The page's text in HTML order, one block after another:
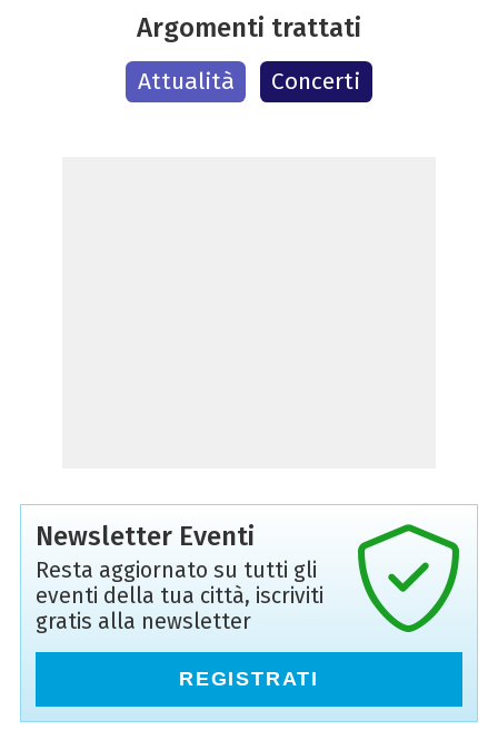
Argomenti trattati
Attualità Concerti
Newsletter Eventi
Resta aggiornato su tutti gli
eventi della tua città, iscriviti
gratis alla newsletter
REGISTRATI